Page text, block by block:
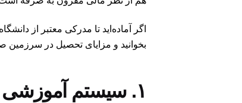
بخوانید و مزایای تحصیل در سرزمین
۱. سیستم آموزشی در سطح جهانی و پیشرو در فناوری